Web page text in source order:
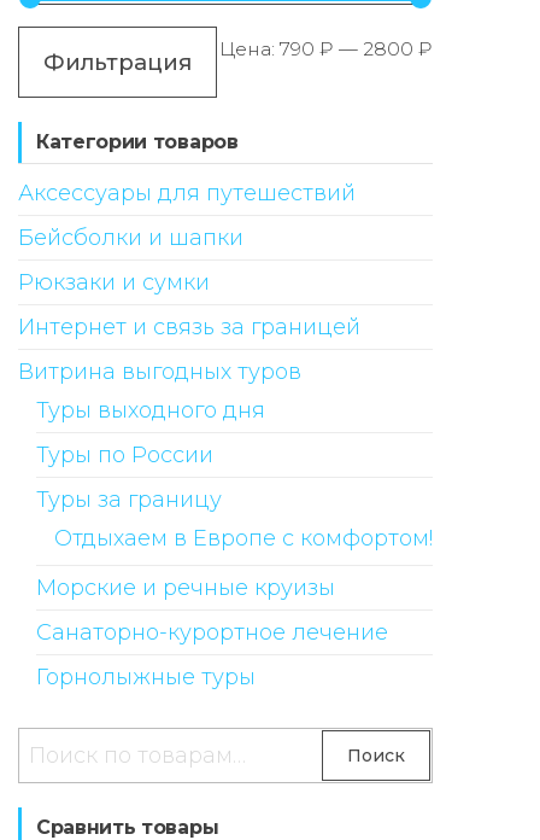
Фильтрация Цена: 790 ₽ — 2800 ₽
Категории товаров
Аксессуары для путешествий
Бейсболки и шапки
Рюкзаки и сумки
Интернет и связь за границей
Витрина выгодных туров
Туры выходного дня
Туры по России
Туры за границу
Отдыхаем в Европе с комфортом!
Морские и речные круизы
Санаторно-курортное лечение
Горнолыжные туры
Искать: Поиск
Сравнить товары